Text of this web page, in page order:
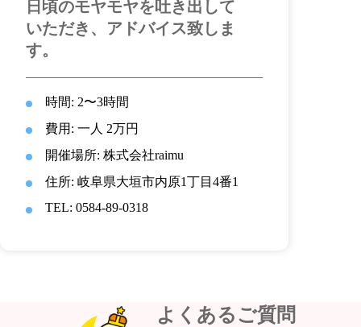
日頃のモヤモヤを吐き出して
いただき、アドバイス致しま
す。
時間: 2〜3時間
費用: 一人 2万円
開催場所: 株式会社raimu
住所: 岐阜県大垣市内原1丁目4番1
TEL: 0584-89-0318
よくあるご質問